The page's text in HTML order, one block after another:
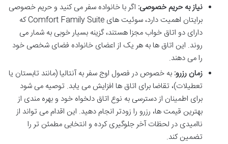
نیاز به حریم خصوصی: اگر با خانواده سفر می کنید و حریم خصوصی
برایتان اهمیت دارد، سوئیت های Comfort Family Suite که
دارای دو اتاق خواب مجزا هستند، گزینه بسیار خوبی به شمار می
روند. این اتاق ها به هر یک از اعضای خانواده فضای شخصی خود
را می دهند.
زمان رزرو: به خصوص در فصول اوج سفر به آنتالیا (مانند تابستان یا
تعطیلات)، تقاضا برای اتاق ها افزایش می یابد. توصیه می شود
برای اطمینان از دسترسی به نوع اتاق دلخواه خود و بهره مندی از
بهترین قیمت ها، رزرو را زودتر انجام دهید. این اقدام می تواند از
ناامیدی در لحظات آخر جلوگیری کرده و انتخابی مطمئن تر را
تضمین کند.